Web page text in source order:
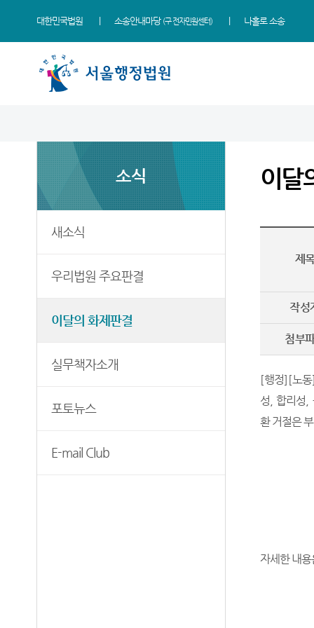
대한민국법원 소송안내마당 (구 전자민원센터) 나홀로 소송
조직 및 전화번호
청사배치
보안검색
우리법원 주요판결
이달의 화제판결
E-mail Club
법률상담안내
자주묻는질문
재판기록열람복사예약
판결서사본 제공신청
판결서 인터넷열람
부조리 신고센터
법원견학
소식
새소식
우리법원 주요판결
이달의 화제판결
실무책자소개
포토뉴스
E-mail Club
이달
제
작성
첨부
[행정] [노동
성 ,합리성 ,
환 거절은
자세한 내